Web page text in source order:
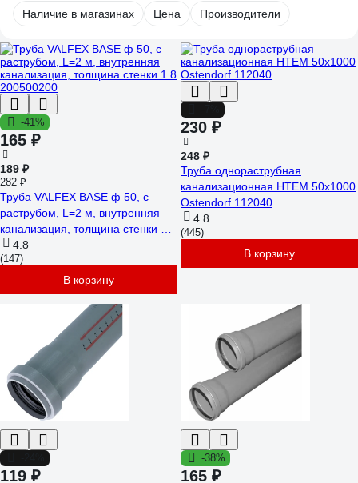
Наличие в магазинах Цена Производители
-41%
165 ₽
189 ₽
282 ₽
Труба VALFEX BASE ф 50, с
раструбом, L=2 м, внутренняя
канализация, толщина стенки 1.8
200500200
4.8
(147)
В корзину
230 ₽
248 ₽
Труба однораструбная
канализационная HTEM 50х1000
Ostendorf 112040
4.8
(445)
В корзину
119 ₽
-38%
165 ₽